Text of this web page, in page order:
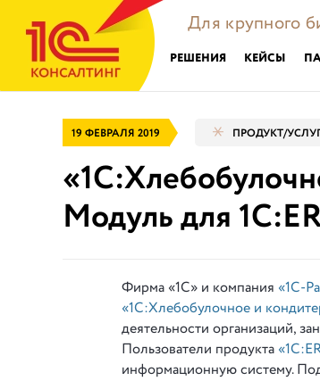
Для крупного
РЕШЕНИЯ КЕЙСЫ
19 ФЕВРАЛЯ 2019 ПРОДУКТ/
Модуль для
Фирма «1С» и компания «1С-
«1С:Хлебобулочное и
деятельности организаций,
Пользователи продукта
информационную систему.